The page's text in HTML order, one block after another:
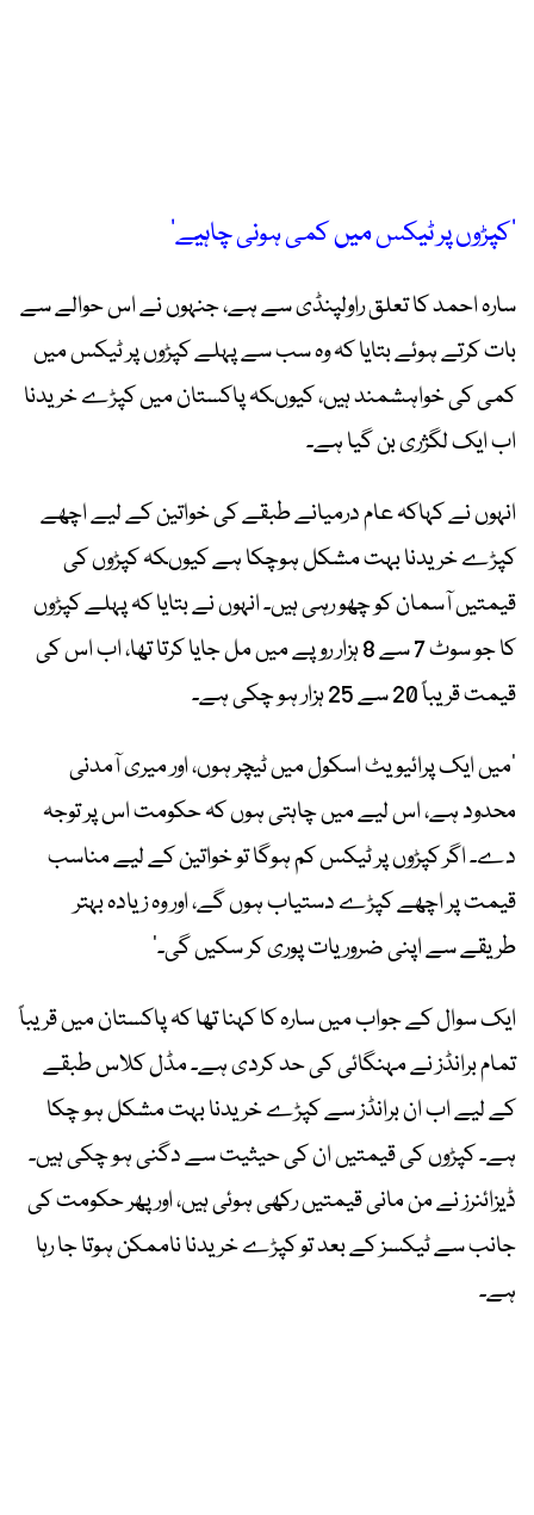
’کپڑوں پر ٹیکس میں کمی ہونی چاہیے‘
سارہ احمد کا تعلق راولپنڈی سے ہے، جنہوں نے اس حوالے سے
بات کرتے ہوئے بتایا کہ وہ سب سے پہلے کپڑوں پر ٹیکس میں
کمی کی خواہشمند ہیں، کیوںکہ پاکستان میں کپڑے خریدنا
اب ایک لگژری بن گیا ہے۔
انہوں نے کہاکہ عام درمیانے طبقے کی خواتین کے لیے اچھے
کپڑے خریدنا بہت مشکل ہوچکا ہے کیوںکہ کپڑوں کی
قیمتیں آسمان کو چھو رہی ہیں۔ انہوں نے بتایا کہ پہلے کپڑوں
کا جو سوٹ 7 سے 8 ہزار روپے میں مل جایا کرتا تھا، اب اس کی
قیمت قریباً 20 سے 25 ہزار ہو چکی ہے۔
’میں ایک پرائیویٹ اسکول میں ٹیچر ہوں، اور میری آمدنی
محدود ہے، اس لیے میں چاہتی ہوں کہ حکومت اس پر توجہ
دے۔ اگر کپڑوں پر ٹیکس کم ہوگا تو خواتین کے لیے مناسب
قیمت پر اچھے کپڑے دستیاب ہوں گے، اور وہ زیادہ بہتر
طریقے سے اپنی ضروریات پوری کر سکیں گی۔‘
ایک سوال کے جواب میں سارہ کا کہنا تھا کہ پاکستان میں قریباً
تمام برانڈز نے مہنگائی کی حد کردی ہے۔ مڈل کلاس طبقے
کے لیے اب ان برانڈز سے کپڑے خریدنا بہت مشکل ہو چکا
ہے۔ کپڑوں کی قیمتیں ان کی حیثیت سے دگنی ہو چکی ہیں۔
ڈیزائنرز نے من مانی قیمتیں رکھی ہوئی ہیں، اور پھر حکومت کی
جانب سے ٹیکسز کے بعد تو کپڑے خریدنا ناممکن ہوتا جا رہا
ہے۔